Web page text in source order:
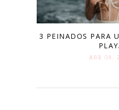
3 PEINADOS PARA
ABR 08.